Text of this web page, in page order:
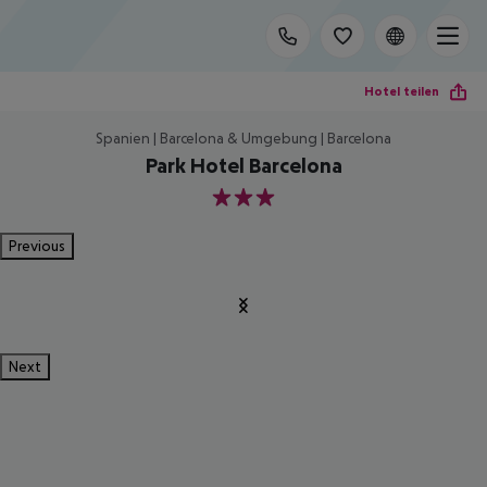
Hotel teilen
Spanien | Barcelona & Umgebung | Barcelona
Park Hotel Barcelona
3
Previous
Next